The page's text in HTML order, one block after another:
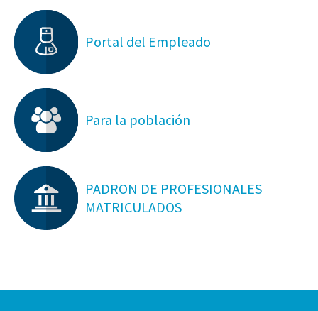
Portal del Empleado
Para la población
PADRON DE PROFESIONALES
MATRICULADOS